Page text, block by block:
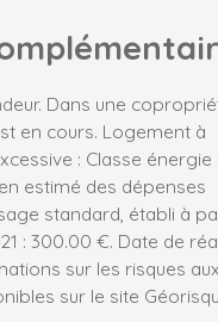
Dans une
en cours. Logement à
: Classe énergie
estimé des dépenses
standard, établi à
: 300.00 €. Date de
sur les risques
sur le site